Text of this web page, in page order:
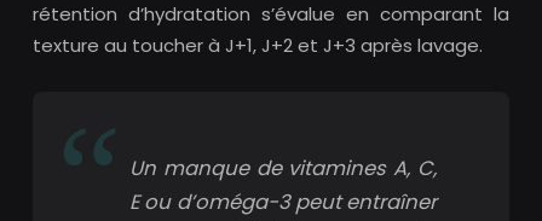
rétention d’hydratation s’évalue en comparant la
texture au toucher à J+1, J+2 et J+3 après lavage.
Un manque de vitamines A, C,
E ou d’oméga-3 peut entraîner